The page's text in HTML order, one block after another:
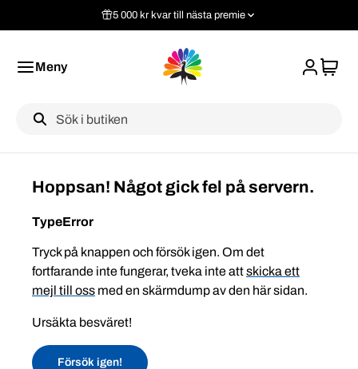
5 000 kr kvar till nästa premie
Meny
Label
Hoppsan! Något gick fel på servern.
TypeError
Tryck på knappen och försök igen. Om det
fortfarande inte fungerar, tveka inte attskicka ett
mejl till oss med en skärmdump av den här sidan.
Ursäkta besväret!
Försök igen!